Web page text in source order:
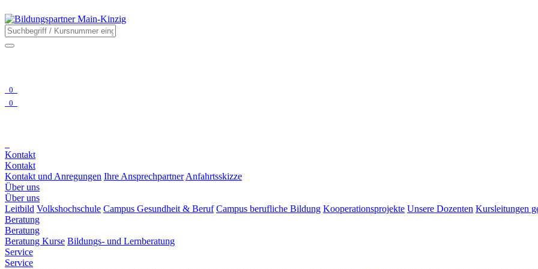
0
0
Kontakt
Kontakt
Kontakt und Anregungen Ihre Ansprechpartner Anfahrtsskizze
Über uns
Über uns
Leitbild Volkshochschule Campus Gesundheit & Beruf Campus berufliche Bildung Kooperationsprojekte Unsere Dozenten Kursleitungen
Beratung
Beratung
Beratung Kurse Bildungs- und Lernberatung
Service
Service